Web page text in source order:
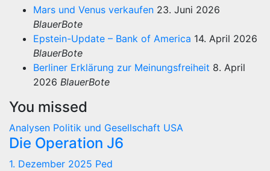
Mars und Venus verkaufen 23. Juni 2026
BlauerBote
Epstein-Update – Bank of America 14. April 2026
BlauerBote
Berliner Erklärung zur Meinungsfreiheit 8. April
2026 BlauerBote
You missed
Analysen Politik und Gesellschaft USA
Die Operation J6
1. Dezember 2025 Ped